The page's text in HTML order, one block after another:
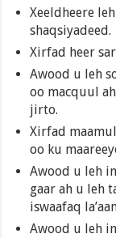
Xeeldheere
shaqsiyadeed.
Xirfad heer
Awood u leh
oo macquul
jirto.
Xirfad
oo ku
Awood u leh
gaar ah u leh
iswaafaq
Awood u leh